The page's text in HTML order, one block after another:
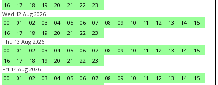
16
17 18 19 20 21 22
23
Wed 12 Aug 2026
00
01 02 03 04 05 06 07 08 09 10 11 12 13 14
15
16
17 18 19 20 21 22
23
Thu 13 Aug 2026
00
01 02 03 04 05 06 07 08 09 10 11 12 13 14
15
16
17 18 19 20 21 22
23
Fri 14 Aug 2026
00
01 02 03 04 05 06 07 08 09 10 11 12 13 14
15